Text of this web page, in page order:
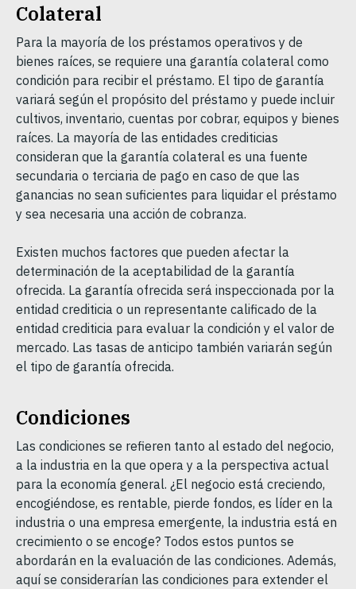
Colateral
Para la mayoría de los préstamos operativos y de
bienes raíces, se requiere una garantía colateral como
condición para recibir el préstamo. El tipo de garantía
variará según el propósito del préstamo y puede incluir
cultivos, inventario, cuentas por cobrar, equipos y bienes
raíces. La mayoría de las entidades crediticias
consideran que la garantía colateral es una fuente
secundaria o terciaria de pago en caso de que las
ganancias no sean suficientes para liquidar el préstamo
y sea necesaria una acción de cobranza.
Existen muchos factores que pueden afectar la
determinación de la aceptabilidad de la garantía
ofrecida. La garantía ofrecida será inspeccionada por la
entidad crediticia o un representante calificado de la
entidad crediticia para evaluar la condición y el valor de
mercado. Las tasas de anticipo también variarán según
el tipo de garantía ofrecida.
Condiciones
Las condiciones se refieren tanto al estado del negocio,
a la industria en la que opera y a la perspectiva actual
para la economía general. ¿El negocio está creciendo,
encogiéndose, es rentable, pierde fondos, es líder en la
industria o una empresa emergente, la industria está en
crecimiento o se encoge? Todos estos puntos se
abordarán en la evaluación de las condiciones. Además,
aquí se considerarían las condiciones para extender el